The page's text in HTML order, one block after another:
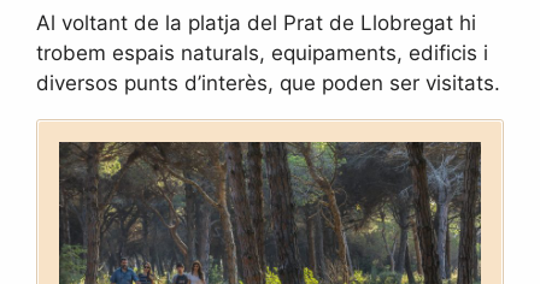
Al voltant de la platja del Prat de Llobregat hi
trobem espais naturals, equipaments, edificis i
diversos punts d’interès, que poden ser visitats.